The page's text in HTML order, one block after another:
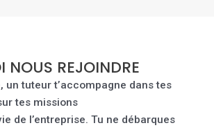
NOUS REJOINDRE
un tuteur t’accompagne dans tes
tes missions
de l’entreprise. Tu ne débarques